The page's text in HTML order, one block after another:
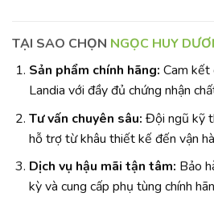
TẠI SAO CHỌN NGỌC HUY
Sản phẩm chính hãng: Cam kết
Landia với đầy đủ chứng nhận
Tư vấn chuyên sâu: Đội ngũ kỹ
hỗ trợ từ khâu thiết kế đến vận
Dịch vụ hậu mãi tận tâm: Bảo
kỳ và cung cấp phụ tùng chính